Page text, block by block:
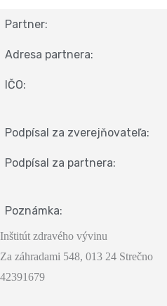
Partner:
Adresa partnera:
IČO:
Podpísal za zverejňovateľa:
Podpísal za partnera:
Poznámka:
Inštitút zdravého vývinu
Za záhradami 548, 013 24 Strečno
42391679